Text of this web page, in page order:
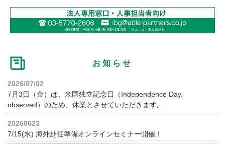
お知らせ
2026/07/02
7月3日（金）は、米国独立記念日（Independence Day,
observed）のため、休業とさせていただきます。
20260623
7/15(水) 海外赴任準備オンラインセミナー開催！